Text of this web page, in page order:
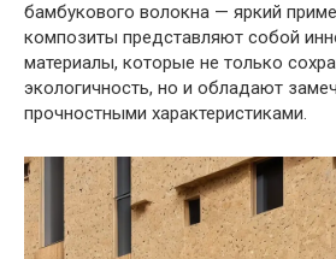
бамбукового волокна — яркий
композиты представляют собой
материалы, которые не только
экологичность, но и обладают
прочностными характеристиками.